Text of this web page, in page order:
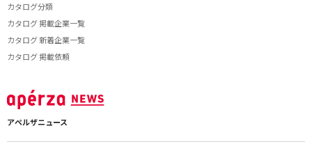
カタログ分類
カタログ 掲載企業一覧
カタログ 新着企業一覧
カタログ 掲載依頼
アペルザニュース